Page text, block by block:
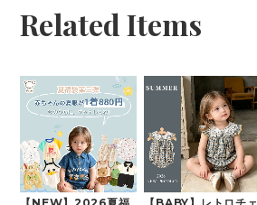
Related Items